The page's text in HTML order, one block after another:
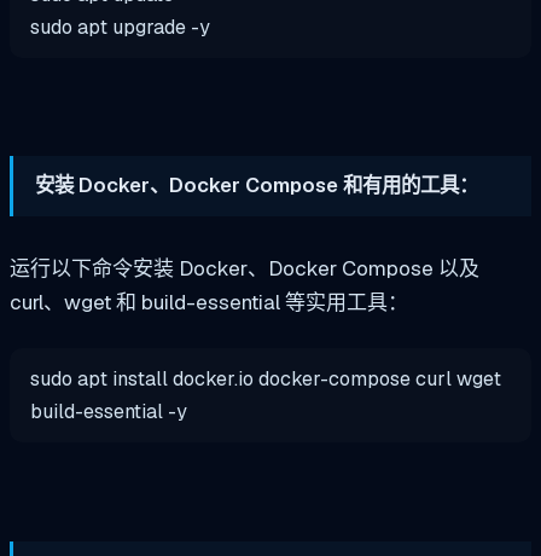
sudo apt upgrade -y
安装 Docker、Docker Compose 和有用的工具：
运行以下命令安装 Docker、Docker Compose 以及
curl、wget 和 build-essential 等实用工具：
sudo apt install docker.io docker-compose curl wget
build-essential -y